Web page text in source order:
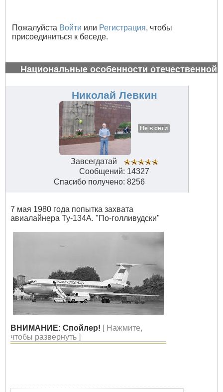
Пожалуйста Войти или Регистрация, чтобы
присоединиться к беседе.
Национальные особенности отечественной
Николай Левкин
Не в сети
Завсегдатай
Сообщений: 14327
Спасибо получено: 8256
7 мая 1980 года попытка захвата
авиалайнера Ту-134А. "По-голливудски"
ВНИМАНИЕ: Спойлер! [ Нажмите,
чтобы развернуть ]